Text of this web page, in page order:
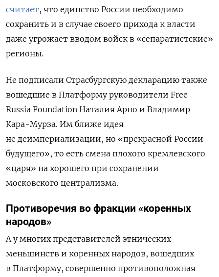
считает, что единство России необходимо
сохранить и в случае своего прихода к власти
даже угрожает вводом войск в «сепаратистские»
регионы.
Не подписали Страсбургскую декларацию также
вошедшие в Платформу руководители Free
Russia Foundation Наталия Арно и Владимир
Кара-Мурза. Им ближе идея
не деимпериализации, но «прекрасной России
будущего», то есть смена плохого кремлевского
«царя» на хорошего при сохранении
московского централизма.
Противоречия во фракции «коренных
народов»
А у многих представителей этнических
меньшинств и коренных народов, вошедших
в Платформу, совершенно противоположная